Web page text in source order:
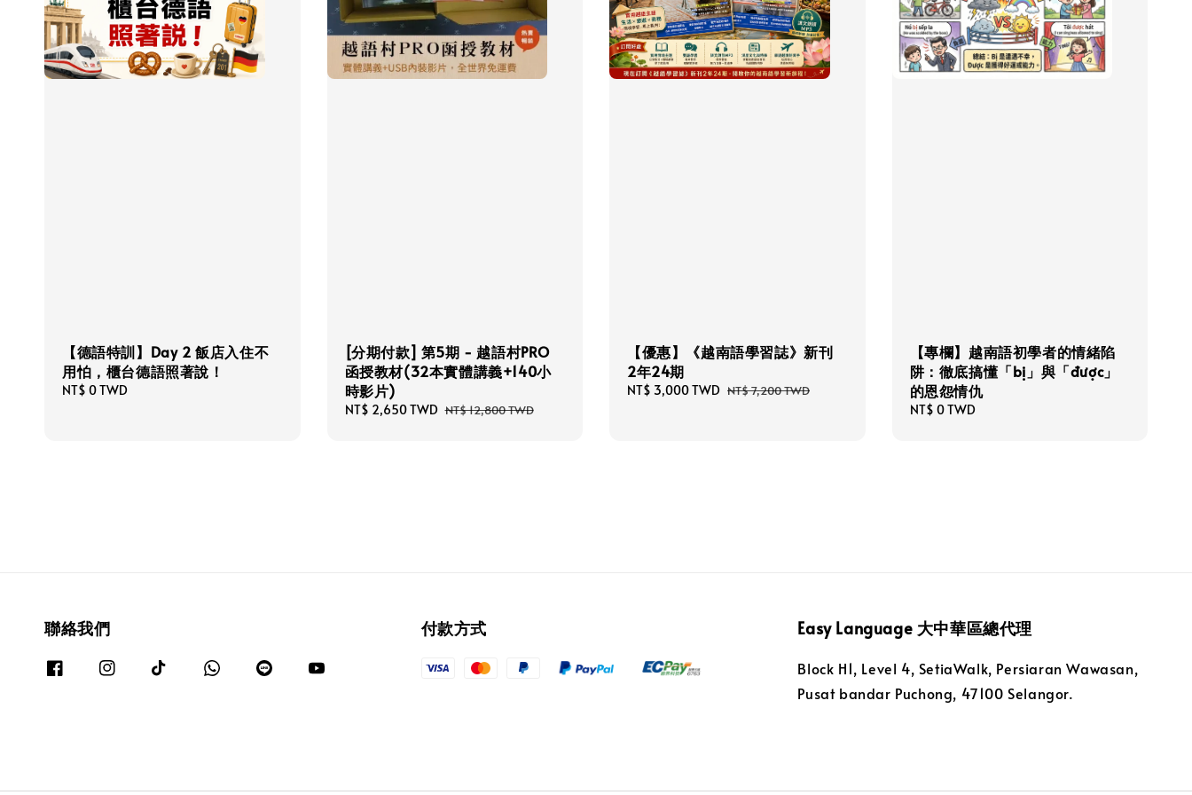
【德語特訓】Day 2 飯店入住不
用怕，櫃台德語照著說！
Regular
NT$ 0 TWD
[分期付款] 第5期 - 越語村PRO
函授教材(32本實體講義+140小
時影片)
Sale
NT$ 2,650 TWD Regular
NT$ 12,800 TWD
【優惠】《越南語學習誌》新刊
2年24期
Sale
NT$ 3,000 TWD Regular
NT$ 7,200 TWD
【專欄】越南語初學者的情緒陷
阱：徹底搞懂「bị」與「được」
的恩怨情仇
Regular
NT$ 0 TWD
聯絡我們 付款方式 Easy Language 大中華區總代理
Block H1, Level 4, SetiaWalk, Persiaran Wawasan,
Pusat bandar Puchong, 47100 Selangor.